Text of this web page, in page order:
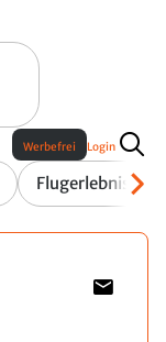
Flugerlebnis
Werbefrei Login